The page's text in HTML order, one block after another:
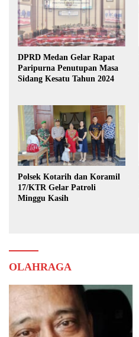
DPRD Medan Gelar Rapat
Paripurna Penutupan Masa
Sidang Kesatu Tahun 2024
Polsek Kotarih dan Koramil
17/KTR Gelar Patroli
Minggu Kasih
OLAHRAGA